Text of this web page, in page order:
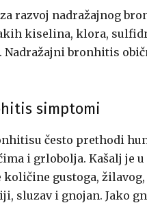
razvoj nadražajnog
kiselina, klora,
Nadražajni bronhitis
simptomi
često prethodi
i grlobolja. Kašalj je
gustoga,
sluzav i gnojan. Jako